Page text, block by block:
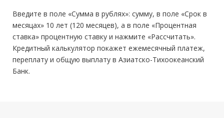
Введите в поле «Сумма в рублях»: сумму, в поле «Срок в
месяцах» 10 лет (120 месяцев), а в поле «Процентная
ставка» процентную ставку и нажмите «Рассчитать».
Кредитный калькулятор покажет ежемесячный платеж,
переплату и общую выплату в Азиатско-Тихоокеанский
Банк.